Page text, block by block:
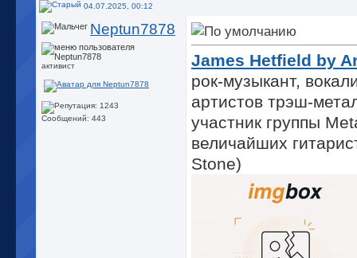
04.07.2025, 00:12
Neptun7878
активист
Сообщений: 443
James Hetfield by
рок-музыкант,
артистов трэш-
участник группы
величайших
Stone)